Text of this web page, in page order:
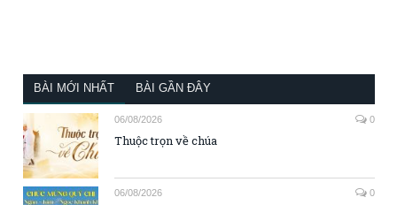
BÀI MỚI NHẤT BÀI GẦN ĐÂY
06/08/2026 0
Thuộc trọn về chúa
06/08/2026 0